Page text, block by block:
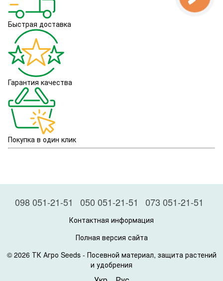
Быстрая доставка
Гарантия качества
Покупка в один клик
098 051-21-51 050 051-21-51 073 051-21-51
Контактная информация
Полная версия сайта
© 2026 ТК Агро Seeds - Посевной материал, защита растений
и удобрения